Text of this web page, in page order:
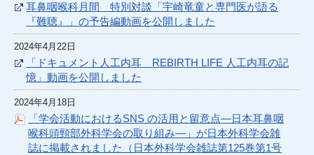
耳鼻咽喉科月間 特別対談「宇崎竜童と専門医が語る
『難聴』」の予告編動画を公開しました
2024年4月22日
「ドキュメント人工内耳 REBIRTH LIFE 人工内耳の記
憶」動画を公開しました
2024年4月18日
「学会活動におけるSNS の活用と留意点―日本耳鼻咽
喉科頭頸部外科学会の取り組み―」が日本外科学会雑
誌に掲載されました（日本外科学会雑誌第125巻第1号